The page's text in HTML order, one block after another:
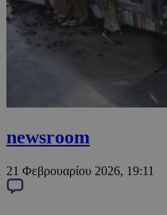
newsroom
21 Φεβρουαρίου 2026, 19:11